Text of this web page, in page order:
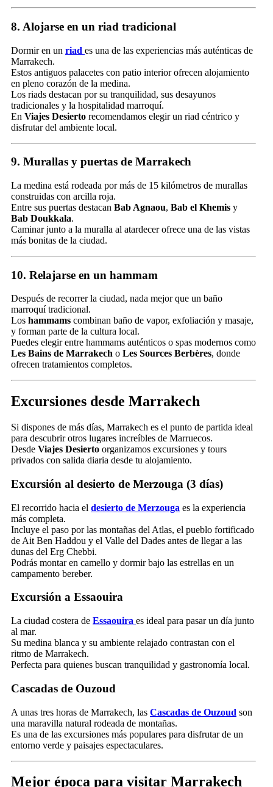
8. Alojarse en un riad tradicional
Dormir en un riad es una de las experiencias más auténticas de
Marrakech.
Estos antiguos palacetes con patio interior ofrecen alojamiento
en pleno corazón de la medina.
Los riads destacan por su tranquilidad, sus desayunos
tradicionales y la hospitalidad marroquí.
En Viajes Desierto recomendamos elegir un riad céntrico y
disfrutar del ambiente local.
9. Murallas y puertas de Marrakech
La medina está rodeada por más de 15 kilómetros de murallas
construidas con arcilla roja.
Entre sus puertas destacan Bab Agnaou, Bab el Khemis y
Bab Doukkala.
Caminar junto a la muralla al atardecer ofrece una de las vistas
más bonitas de la ciudad.
10. Relajarse en un hammam
Después de recorrer la ciudad, nada mejor que un baño
marroquí tradicional.
Los hammams combinan baño de vapor, exfoliación y masaje,
y forman parte de la cultura local.
Puedes elegir entre hammams auténticos o spas modernos como
Les Bains de Marrakech o Les Sources Berbères, donde
ofrecen tratamientos completos.
Excursiones desde Marrakech
Si dispones de más días, Marrakech es el punto de partida ideal
para descubrir otros lugares increíbles de Marruecos.
Desde Viajes Desierto organizamos excursiones y tours
privados con salida diaria desde tu alojamiento.
Excursión al desierto de Merzouga (3 días)
El recorrido hacia el desierto de Merzouga es la experiencia
más completa.
Incluye el paso por las montañas del Atlas, el pueblo fortificado
de Ait Ben Haddou y el Valle del Dades antes de llegar a las
dunas del Erg Chebbi.
Podrás montar en camello y dormir bajo las estrellas en un
campamento bereber.
Excursión a Essaouira
La ciudad costera de Essaouira es ideal para pasar un día junto
al mar.
Su medina blanca y su ambiente relajado contrastan con el
ritmo de Marrakech.
Perfecta para quienes buscan tranquilidad y gastronomía local.
Cascadas de Ouzoud
A unas tres horas de Marrakech, las Cascadas de Ouzoud son
una maravilla natural rodeada de montañas.
Es una de las excursiones más populares para disfrutar de un
entorno verde y paisajes espectaculares.
Mejor época para visitar Marrakech